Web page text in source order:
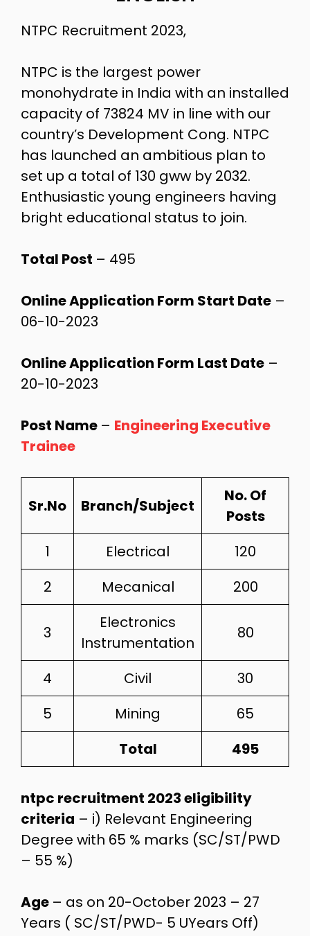
NTPC Recruitment 2023,
NTPC is the largest power
monohydrate in India with an installed
capacity of 73824 MV in line with our
country’s Development Cong. NTPC
has launched an ambitious plan to
set up a total of 130 gww by 2032.
Enthusiastic young engineers having
bright educational status to join.
Total Post – 495
Online Application Form Start Date –
06-10-2023
Online Application Form Last Date –
20-10-2023
Post Name – Engineering Executive
Trainee
Sr.No Branch/Subject
No. Of
Posts
1
Electrical
120
2
Mecanical 200
3
Electronics
Instrumentation
80
4 Civil
30
5
Mining
65
Total
495
ntpc recruitment 2023 eligibility
criteria – i) Relevant Engineering
Degree with 65 % marks (SC/ST/PWD
– 55 %)
Age – as on 20-October 2023 – 27
Years ( SC/ST/PWD- 5 UYears Off)